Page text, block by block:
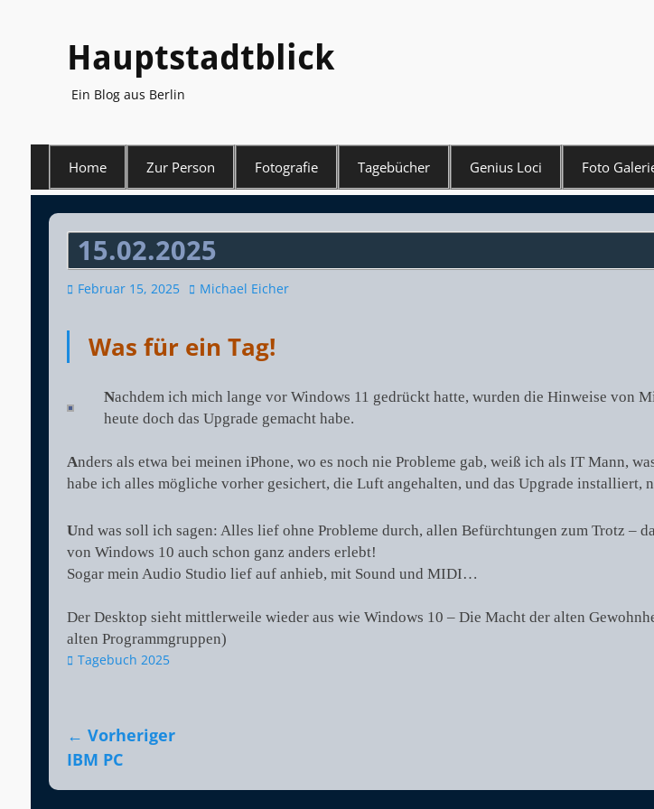
Hauptstadtblick
Ein Blog aus Berlin
Primäres
Menü
Home Zur Person Fotografie Tagebücher Genius Loci Foto
15.02.2025
Veröffentlicht
Februar 15, 2025 Autor
Michael Eicher
Was für ein Tag!
Nachdem ich mich lange vor Windows 11 gedrückt hatte, wurden die Hinweise von
heute doch das Upgrade gemacht habe.
Anders als etwa bei meinen iPhone, wo es noch nie Probleme gab, weiß ich als IT Mann,
habe ich alles mögliche vorher gesichert, die Luft angehalten, und das Upgrade installiert,
Und was soll ich sagen: Alles lief ohne Probleme durch, allen Befürchtungen zum Trotz –
von Windows 10 auch schon ganz anders erlebt!
Sogar mein Audio Studio lief auf anhieb, mit Sound und MIDI…
Der Desktop sieht mittlerweile wieder aus wie Windows 10 – Die Macht der alten
alten Programmgruppen)
Kategorien
Tagebuch 2025
Beitragsnavigation
← Vorheriger
Vorheriger
IBM PC